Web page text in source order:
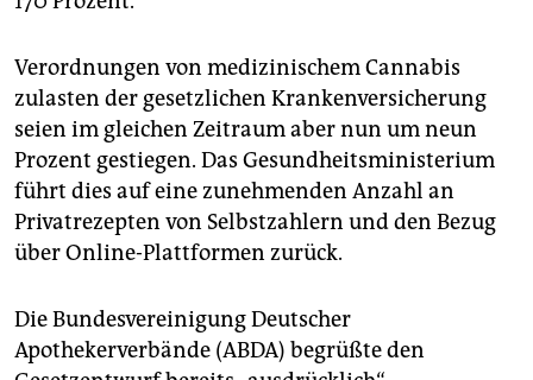
Verordnungen von medizinischem Cannabis
zulasten der gesetzlichen Krankenversicherung
seien im gleichen Zeitraum aber nun um neun
Prozent gestiegen. Das Gesundheitsministerium
führt dies auf eine zunehmenden Anzahl an
Privatrezepten von Selbstzahlern und den Bezug
über Online-Plattformen zurück.
Die Bundesvereinigung Deutscher
Apothekerverbände (ABDA) begrüßte den